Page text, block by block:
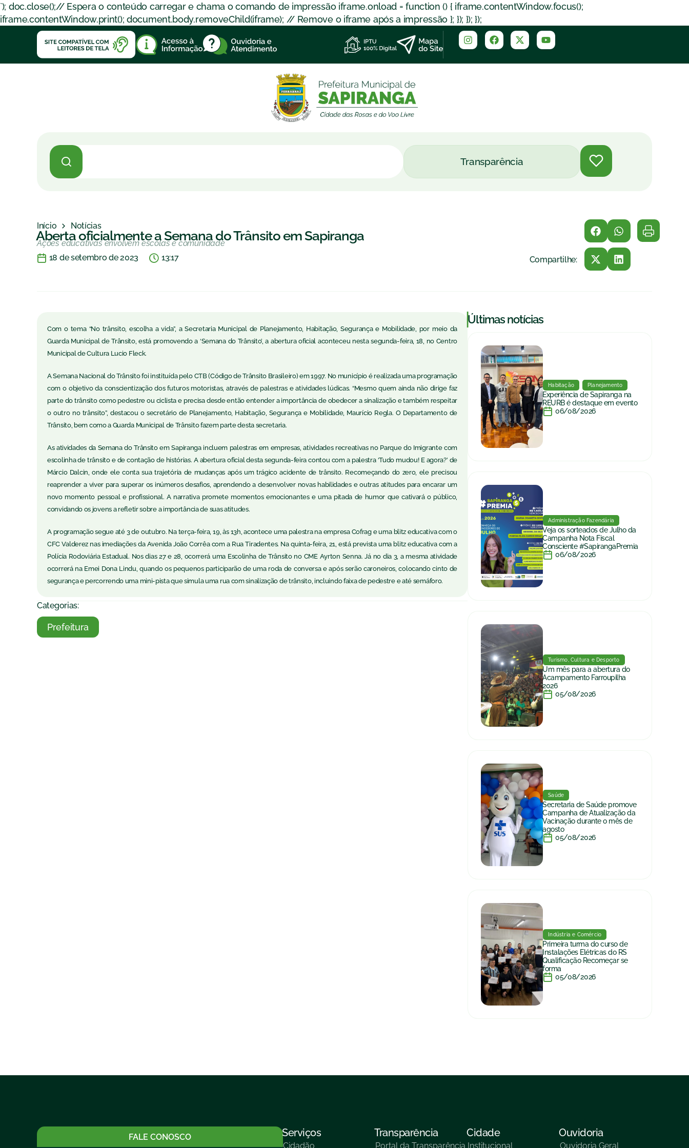
`); doc.close();// Espera o conteúdo carregar e chama o comando de impressão iframe.onload = function () { iframe.contentWindow.focus();
iframe.contentWindow.print(); document.body.removeChild(iframe); // Remove o iframe após a impressão }; }); }); });
Transparência
Início Notícias
Aberta oficialmente a Semana do Trânsito em Sapiranga
Ações educativas envolvem escolas e comunidade
18 de setembro de 2023
13:17 Compartilhe:
Com o tema “No trânsito, escolha a vida”, a Secretaria Municipal de Planejamento, Habitação, Segurança e Mobilidade, por meio da
Guarda Municipal de Trânsito, está promovendo a ‘Semana do Trânsito’, a abertura oficial aconteceu nesta segunda-feira, 18, no Centro
Municipal de Cultura Lucio Fleck.
A Semana Nacional do Trânsito foi instituída pelo CTB (Código de Trânsito Brasileiro) em 1997. No município é realizada uma programação
com o objetivo da conscientização dos futuros motoristas, através de palestras e atividades lúdicas. “Mesmo quem ainda não dirige faz
parte do trânsito como pedestre ou ciclista e precisa desde então entender a importância de obedecer a sinalização e também respeitar
o outro no trânsito”, destacou o secretário de Planejamento, Habitação, Segurança e Mobilidade, Maurício Regla. O Departamento de
Trânsito, bem como a Guarda Municipal de Trânsito fazem parte desta secretaria.
As atividades da Semana do Trânsito em Sapiranga incluem palestras em empresas, atividades recreativas no Parque do Imigrante com
escolinha de trânsito e de contação de histórias. A abertura oficial desta segunda-feira contou com a palestra ‘Tudo mudou! E agora?’ de
Márcio Dalcin, onde ele conta sua trajetória de mudanças após um trágico acidente de trânsito. Recomeçando do zero, ele precisou
reaprender a viver para superar os inúmeros desafios, aprendendo a desenvolver novas habilidades e outras atitudes para encarar um
novo momento pessoal e profissional. A narrativa promete momentos emocionantes e uma pitada de humor que cativará o público,
convidando os jovens a refletir sobre a importância de suas atitudes.
A programação segue até 3 de outubro. Na terça-feira, 19, às 13h, acontece uma palestra na empresa Cofrag e uma blitz educativa com o
CFC Valderez nas imediações da Avenida João Corrêa com a Rua Tiradentes. Na quinta-feira, 21, está prevista uma blitz educativa com a
Polícia Rodoviária Estadual. Nos dias 27 e 28, ocorrerá uma Escolinha de Trânsito no CME Ayrton Senna. Já no dia 3, a mesma atividade
ocorrerá na Emei Dona Lindu, quando os pequenos participarão de uma roda de conversa e após serão caroneiros, colocando cinto de
segurança e percorrendo uma mini-pista que simula uma rua com sinalização de trânsito, incluindo faixa de pedestre e até semáforo.
Categorias:
Prefeitura
|Últimas notícias
Habitação Planejamento
Experiência de Sapiranga na
REURB é destaque em evento
06/08/2026
Administração Fazendária
Veja os sorteados de Julho da
Campanha Nota Fiscal
Consciente #SapirangaPremia
06/08/2026
Turismo, Cultura e Desporto
Um mês para a abertura do
Acampamento Farroupilha
2026
05/08/2026
Saúde
Secretaria de Saúde promove
Campanha de Atualização da
Vacinação durante o mês de
agosto
05/08/2026
Indústria e Comércio
Primeira turma do curso de
Instalações Elétricas do RS
Qualificação Recomeçar se
forma
05/08/2026
FALE CONOSCO Serviços
Cidadão
Transparência
Portal da Transparência
Cidade
Institucional
Ouvidoria
Ouvidoria Geral